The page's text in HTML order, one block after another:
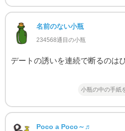
名前のない小瓶
234568通目の小瓶
デートの誘いを連続で断るのは
小瓶の中の手紙
Poco a Poco～♬